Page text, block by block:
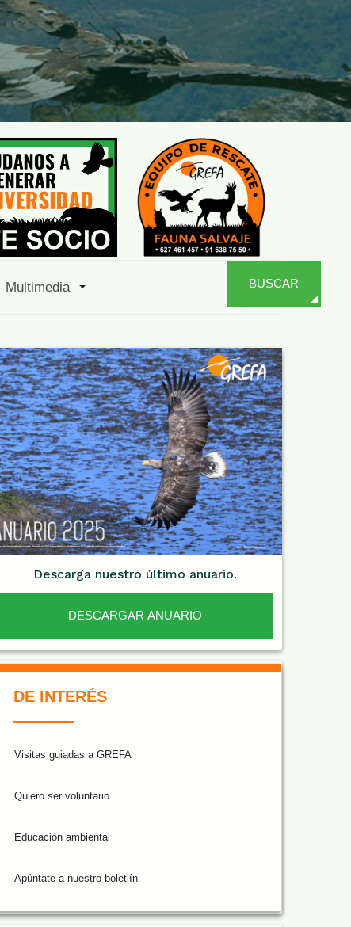
Multimedia BUSCAR
Descarga nuestro último anuario.
DESCARGAR ANUARIO
DE INTERÉS
Visitas guiadas a GREFA
Quiero ser voluntario
Educación ambiental
Apúntate a nuestro boletiín